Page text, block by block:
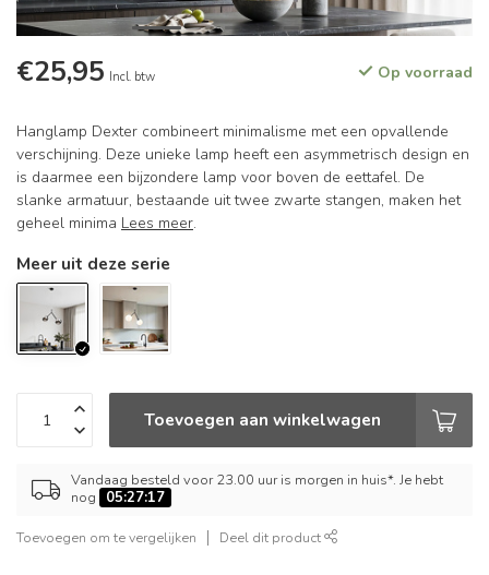
€25,95 Incl. btw Op voorraad
Hanglamp Dexter combineert minimalisme met een opvallende
verschijning. Deze unieke lamp heeft een asymmetrisch design en
is daarmee een bijzondere lamp voor boven de eettafel. De
slanke armatuur, bestaande uit twee zwarte stangen, maken het
geheel minima Lees meer.
Meer uit deze serie
Toevoegen aan winkelwagen
Vandaag besteld voor 23.00 uur is morgen in huis*. Je hebt
nog
05:27:16
Toevoegen om te vergelijken Deel dit product